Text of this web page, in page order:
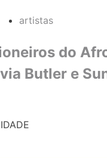
artistas
do
Butler e